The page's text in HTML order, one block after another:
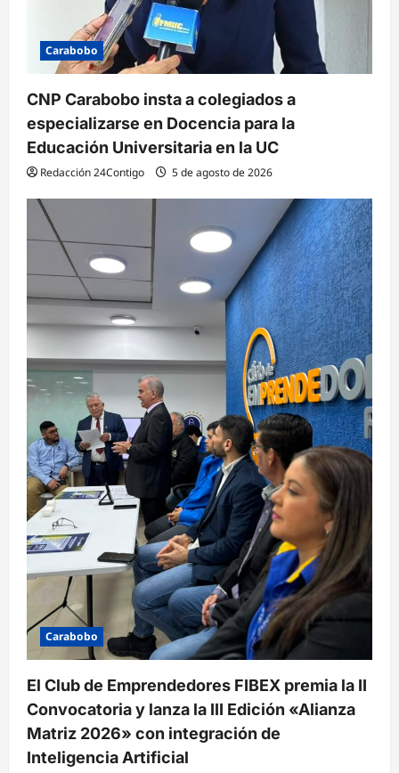
Carabobo
CNP Carabobo insta a colegiados a
especializarse en Docencia para la
Educación Universitaria en la UC
Redacción 24Contigo 5 de agosto de 2026
Carabobo
El Club de Emprendedores FIBEX premia la II
Convocatoria y lanza la III Edición «Alianza
Matriz 2026» con integración de
Inteligencia Artificial